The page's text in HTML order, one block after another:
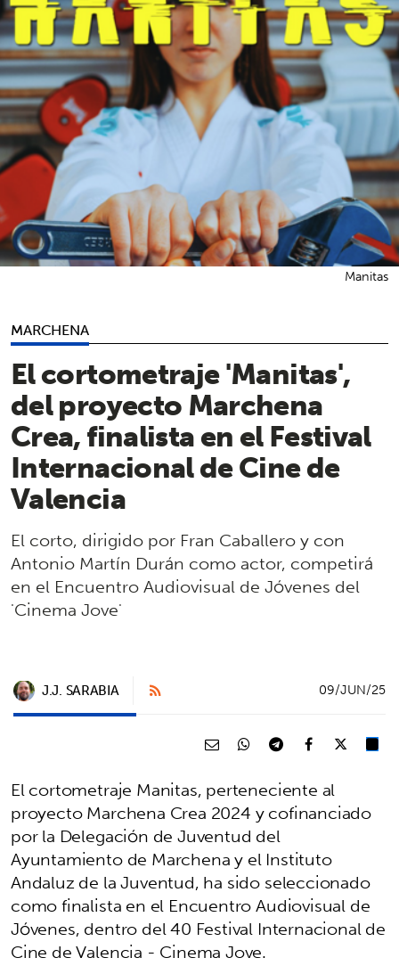
MARCHENA
El cortometraje 'Manitas',
del proyecto Marchena
Crea, finalista en el Festival
Internacional de Cine de
Valencia
El corto, dirigido por Fran Caballero y con
Antonio Martín Durán como actor, competirá
en el Encuentro Audiovisual de Jóvenes del
'Cinema Jove'
Manitas
J.J. SARABIA 09/JUN/25
El cortometraje Manitas, perteneciente al
proyecto Marchena Crea 2024 y cofinanciado
por la Delegación de Juventud del
Ayuntamiento de Marchena y el Instituto
Andaluz de la Juventud, ha sido seleccionado
como finalista en el Encuentro Audiovisual de
Jóvenes, dentro del 40 Festival Internacional de
Cine de Valencia - Cinema Jove.